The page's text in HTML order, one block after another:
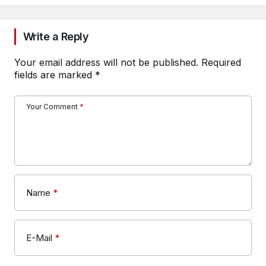
Write a Reply
Your email address will not be published. Required
fields are marked *
Your Comment *
Name *
E-Mail *